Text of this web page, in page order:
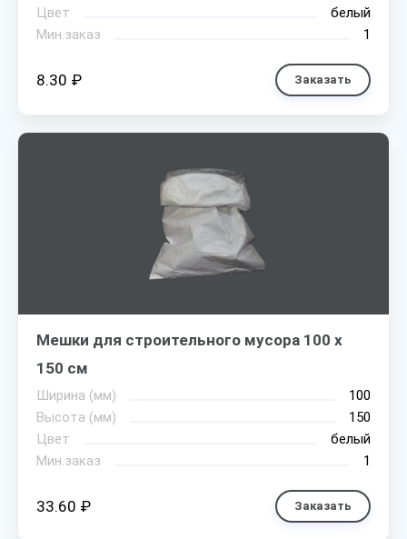
Цвет
белый
Мин.заказ
1
8.30 ₽ Заказать
Мешки для строительного мусора 100 х
150 см
Ширина (мм)
100
Высота (мм)
150
Цвет
белый
Мин.заказ
1
33.60 ₽ Заказать